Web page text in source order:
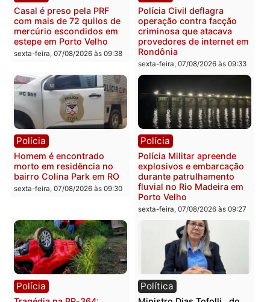
Polícia
2 MILHÕES – Unnesa
que comprovam
transparência e legalidade
na operação alvo da PF
sexta-feira, 07/08/2026 às 12:24
Polícia
Polícia Federal apreende
400 quilos de drogas e
prende motorista em RO
sexta-feira, 07/08/2026 às
Casal é preso pela PRF
com mais de 72 quilos de
mercúrio escondidos em
estepe em Porto Velho
sexta-feira, 07/08/2026 às 09:38
Polícia
Polícia Civil deflagra
operação contra facção
criminosa que atacava
provedores de internet
Rondônia
sexta-feira, 07/08/2026 às